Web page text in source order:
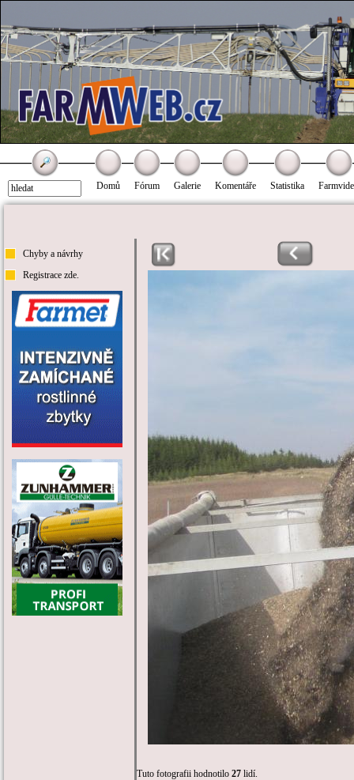
Domů Fórum Galerie Komentáře Statistika
Chyby a návrhy
Registrace zde.
Tuto fotografii hodnotilo 27 lidí.